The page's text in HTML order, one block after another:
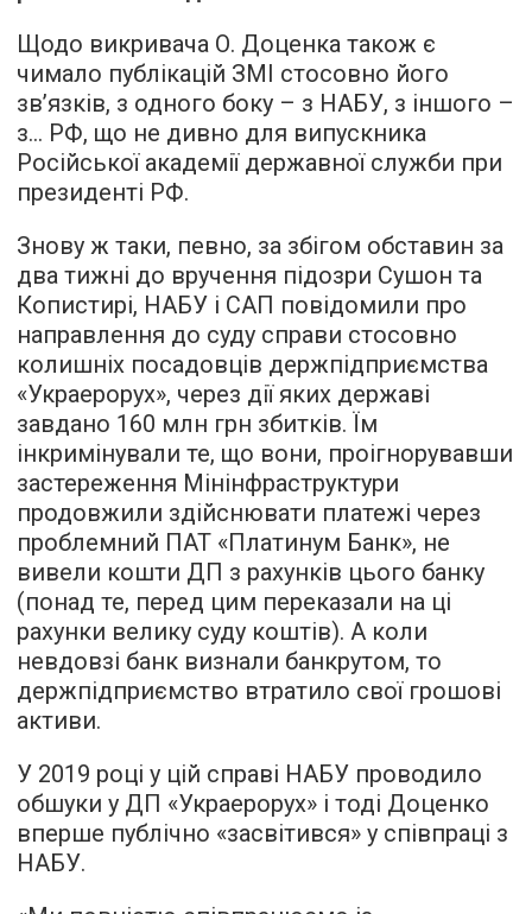
Щодо викривача О. Доценка також є
чимало публікацій ЗМІ стосовно його
зв’язків, з одного боку – з НАБУ, з іншого –
з… РФ, що не дивно для випускника
Російської академії державної служби при
президенті РФ.
Знову ж таки, певно, за збігом обставин за
два тижні до вручення підозри Сушон та
Копистирі, НАБУ і САП повідомили про
направлення до суду справи стосовно
колишніх посадовців держпідприємства
«Украерорух», через дії яких державі
завдано 160 млн грн збитків. Їм
інкримінували те, що вони, проігнорувавши
застереження Мінінфраструктури
продовжили здійснювати платежі через
проблемний ПАТ «Платинум Банк», не
вивели кошти ДП з рахунків цього банку
(понад те, перед цим переказали на ці
рахунки велику суду коштів). А коли
невдовзі банк визнали банкрутом, то
держпідприємство втратило свої грошові
активи.
У 2019 році у цій справі НАБУ проводило
обшуки у ДП «Украерорух» і тоді Доценко
вперше публічно «засвітився» у співпраці з
НАБУ.